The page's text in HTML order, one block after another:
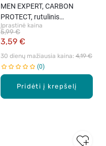
Pridėti į krepšelį
MEN EXPERT, CARBON
PROTECT, rutulinis
dezodorantas, 50 ml
Įprastinė kaina
3,59 €
5,99 €
30 dienų mažiausia kaina: 4,19 €
0